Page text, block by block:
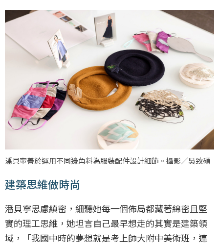
潘貝寧善於運用不同邊角料為服裝配件設計細節。攝影／吳致碩
建築思維做時尚
潘貝寧思慮縝密，細聽她每一個佈局都藏著綿密且堅
實的理工思維，她坦言自己最早想走的其實是建築領
域，「我國中時的夢想就是考上師大附中美術班，連